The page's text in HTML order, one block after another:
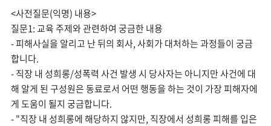
<사전질문(익명) 내용>
질문1: 교육 주제와 관련하여 궁금한 내용
- 피해사실을 알리고 난 뒤의 회사, 사회가 대처하는 과정들이 궁금
합니다.
- 직장 내 성희롱/성폭력 사건 발생 시 당사자는 아니지만 사건에 대
해 알게 된 구성원은 동료로서 어떤 행동을 하는 것이 가장 피해자에
게 도움이 될지 궁금합니다.
- "직장 내 성희롱에 해당하지 않지만, 직장에서 성희롱 피해를 입은